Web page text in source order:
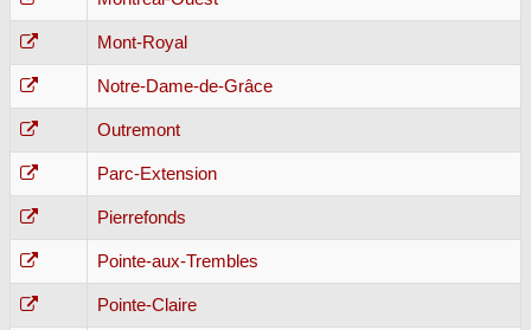
Mont-Royal
Notre-Dame-de-Grâce
Outremont
Parc-Extension
Pierrefonds
Pointe-aux-Trembles
Pointe-Claire